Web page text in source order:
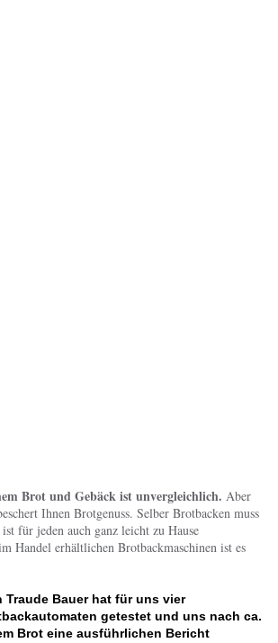
Brot und Gebäck ist unvergleichlich. Aber
Ihnen Brotgenuss. Selber Brotbacken muss
für jeden auch ganz leicht zu Hause
Handel erhältlichen Brotbackmaschinen ist es
Traude Bauer hat für uns vier
getestet und uns nach ca.
Brot eine ausführlichen Bericht